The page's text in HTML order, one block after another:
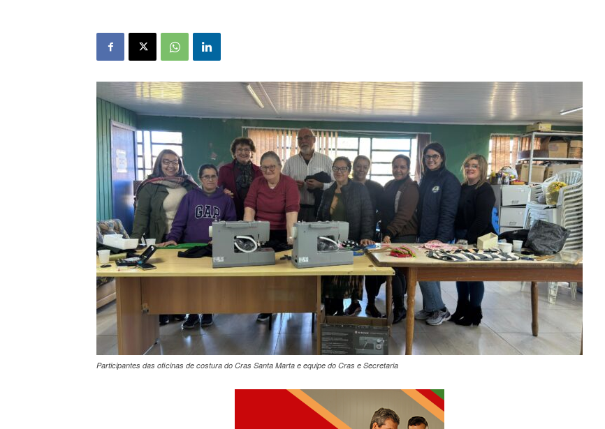
Participantes das oficinas de costura do Cras Santa Marta e equipe do Cras e Secretaria